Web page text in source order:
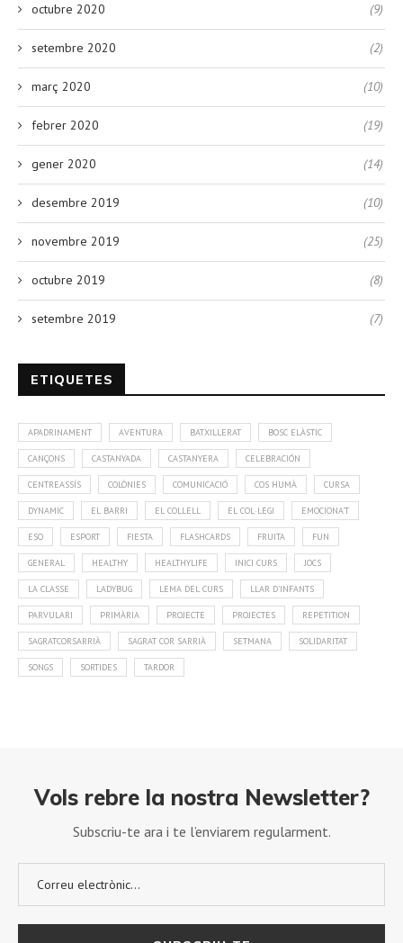
octubre 2020 (9)
setembre 2020 (2)
març 2020 (10)
febrer 2020 (19)
gener 2020 (14)
desembre 2019 (10)
novembre 2019 (25)
octubre 2019 (8)
setembre 2019 (7)
ETIQUETES
APADRINAMENT AVENTURA BATXILLERAT BOSC ELÀSTIC
CANÇONS CASTANYADA CASTANYERA CELEBRACIÓN
CENTREASSÍS COLÒNIES COMUNICACIÓ COS HUMÀ CURSA
DYNAMIC EL BARRI EL COLLELL EL COL·LEGI EMOCIONA'T
ESO ESPORT FIESTA FLASHCARDS FRUITA FUN
GENERAL HEALTHY HEALTHYLIFE INICI CURS JOCS
LA CLASSE LADYBUG LEMA DEL CURS LLAR D'INFANTS
PARVULARI PRIMÀRIA PROJECTE PROJECTES REPETITION
SAGRATCORSARRIÀ SAGRAT COR SARRIÀ SETMANA SOLIDARITAT
SONGS SORTIDES TARDOR
Vols rebre la nostra Newsletter?
Subscriu-te ara i te l’enviarem regularment.